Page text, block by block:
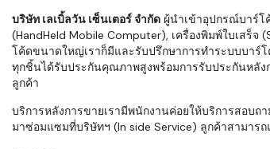
บริษัท เลเบิ้ลวัน เซ็นเตอร์ จำกัด ผู้นำเข้าอุปกรณ์บาร์โ
(HandHeld Mobile Computer), เครื่องพิมพ์ใบเสร็
โค้ดขนาดใหญ่เราก็มีและรับปรึกษาการทำระบบบาร์โ
ทุกชิ้นได้รับประกันคุณภาพสูงพร้อมการรับประกันหลัง
ลูกค้า
บริการหลังการขายเรามีพนักงานค่อยให้บริการสอบ
มาซ่อมแซมที่บริษัทฯ (In side Service) ลูกค้าสามาร